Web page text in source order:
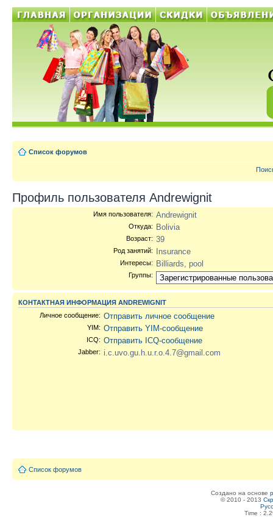
Список форумов
Профиль пользователя Andrewignit
Имя пользователя: Andrewignit
Откуда: Bolivia
Возраст: 39
Род занятий: Insurance
Интересы: Billiards, pool
Группы:
КОНТАКТНАЯ ИНФОРМАЦИЯ ANDREWIGNIT
Личное сообщение: Отправить личное сообщение
YIM: Отправить YIM-сообщение
ICQ: Отправить ICQ-сообщение
Jabber: i.c.uvo.gu.h.u.r.o.4.7@gmail.com
Список форумов
Создано на основе
© 2010 - 2013
Time :